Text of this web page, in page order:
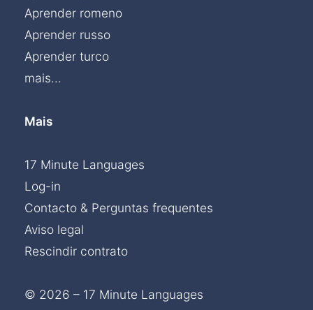
Chat »
Aprender romeno
Aprender russo
Aprender turco
mais...
Mais
17 Minute Languages
Log-in
Contacto & Perguntas frequentes
Aviso legal
Rescindir contrato
© 2026 – 17 Minute Languages